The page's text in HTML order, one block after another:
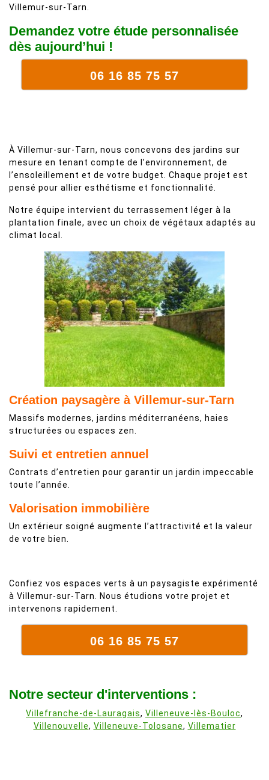
Villemur-sur-Tarn.
Demandez votre étude personnalisée
dès aujourd’hui !
06 16 85 75 57
À Villemur-sur-Tarn, nous concevons des jardins sur
mesure en tenant compte de l’environnement, de
l’ensoleillement et de votre budget. Chaque projet est
pensé pour allier esthétisme et fonctionnalité.
Notre équipe intervient du terrassement léger à la
plantation finale, avec un choix de végétaux adaptés au
climat local.
Création paysagère à Villemur-sur-Tarn
Massifs modernes, jardins méditerranéens, haies
structurées ou espaces zen.
Suivi et entretien annuel
Contrats d’entretien pour garantir un jardin impeccable
toute l’année.
Valorisation immobilière
Un extérieur soigné augmente l’attractivité et la valeur
de votre bien.
Confiez vos espaces verts à un paysagiste expérimenté
à Villemur-sur-Tarn. Nous étudions votre projet et
intervenons rapidement.
06 16 85 75 57
Notre secteur d'interventions :
Villefranche-de-Lauragais, Villeneuve-lès-Bouloc,
Villenouvelle, Villeneuve-Tolosane, Villematier